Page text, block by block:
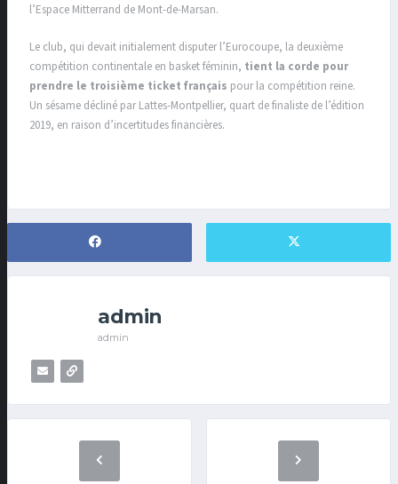
l’Espace Mitterrand de Mont-de-Marsan.
Le club, qui devait initialement disputer l’Eurocoupe, la deuxième
compétition continentale en basket féminin, tient la corde pour
prendre le troisième ticket français pour la compétition reine.
Un sésame décliné par Lattes-Montpellier, quart de finaliste de l’édition
2019, en raison d’incertitudes financières.
admin
admin